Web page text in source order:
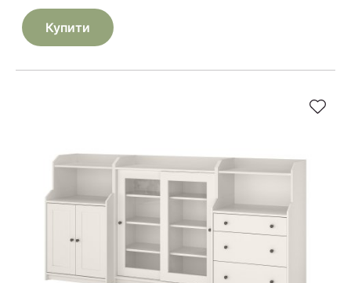
Купити